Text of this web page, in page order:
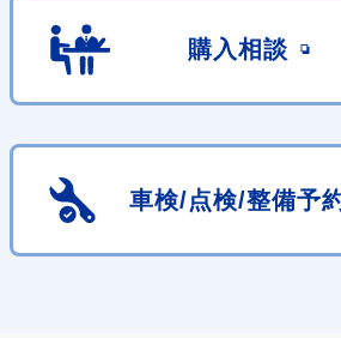
購入相談
車検/点検/整備予